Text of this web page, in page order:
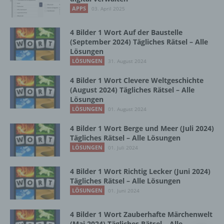
APPS 03. April 2025
4 Bilder 1 Wort Auf der Baustelle
(September 2024) Tägliches Rätsel – Alle
Lösungen
LÖSUNGEN 31. August 2024
4 Bilder 1 Wort Clevere Weltgeschichte
(August 2024) Tägliches Rätsel – Alle
Lösungen
LÖSUNGEN 01. August 2024
4 Bilder 1 Wort Berge und Meer (Juli 2024)
Tägliches Rätsel – Alle Lösungen
LÖSUNGEN 01. Juli 2024
4 Bilder 1 Wort Richtig Lecker (Juni 2024)
Tägliches Rätsel – Alle Lösungen
LÖSUNGEN 01. Juni 2024
4 Bilder 1 Wort Zauberhafte Märchenwelt
Zusammenhang mit personenbezogenen
Organisation, das Ordnen, die Speicherung,
die Anpassung oder Veränderung, das
Auslesen, das Abfragen, die Verwendung,
die Offenlegung durch Übermittlung,
Bereitstellung, den Abgleich oder die
Verknüpfung, die Einschränkung, das
Löschen oder die Vernichtung.
d) Einschränkung der Verarbeitung
Einschränkung der Verarbeitung ist die
Markierung gespeicherter
personenbezogener Daten mit dem Ziel, ihre
künftige Verarbeitung einzuschränken.
e) Profiling